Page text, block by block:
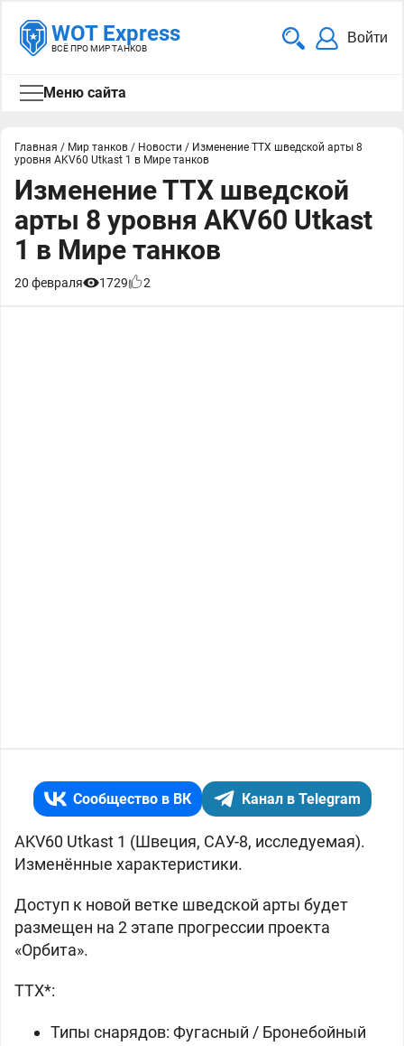
WOT Express
ВСЁ ПРО МИР ТАНКОВ
Войти
Меню сайта
Главная / Мир танков / Новости / Изменение ТТХ шведской арты 8
уровня AKV60 Utkast 1 в Мире танков
Изменение ТТХ шведской
арты 8 уровня AKV60 Utkast
1 в Мире танков
20 февраля 1729 2
Сообщество в ВК Канал в Telegram
AKV60 Utkast 1 (Швеция, САУ-8, исследуемая).
Изменённые характеристики.
Доступ к новой ветке шведской арты будет
размещен на 2 этапе прогрессии проекта
«Орбита».
ТТХ*:
Типы снарядов: Фугасный / Бронебойный